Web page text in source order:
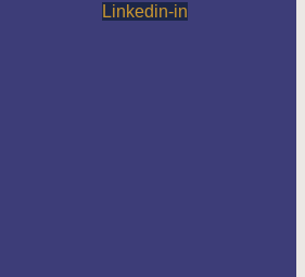
Linkedin-in